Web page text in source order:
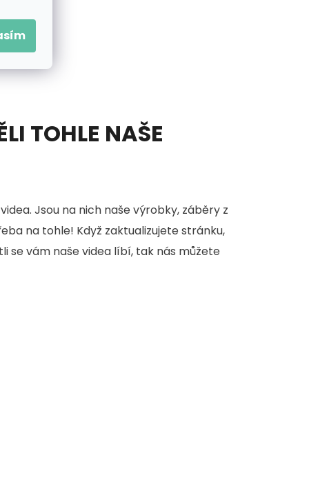
TOHLE NAŠE
Jsou na nich naše výrobky, záběry z
na tohle! Když zaktualizujete stránku,
se vám naše videa líbí, tak nás můžete